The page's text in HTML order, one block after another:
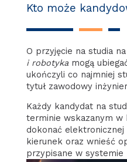
Kto może
O przyjęcie na studia
i robotyka mogą
ukończyli co najmniej
tytuł zawodowy
Każdy kandydat na
terminie wskazanym w
dokonać
kierunek oraz wnieść
przypisane w